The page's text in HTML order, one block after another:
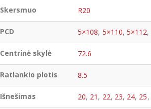
Skersmuo R20
PCD 5×108, 5×110, 5×112,
Centrinė skylė 72.6
Ratlankio plotis 8.5
Išnešimas 20, 21 , 22, 23, 24, 25,